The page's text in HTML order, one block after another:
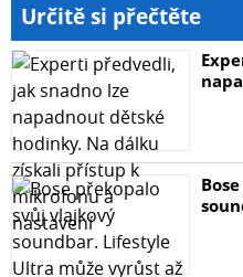
Určitě si přečtěte